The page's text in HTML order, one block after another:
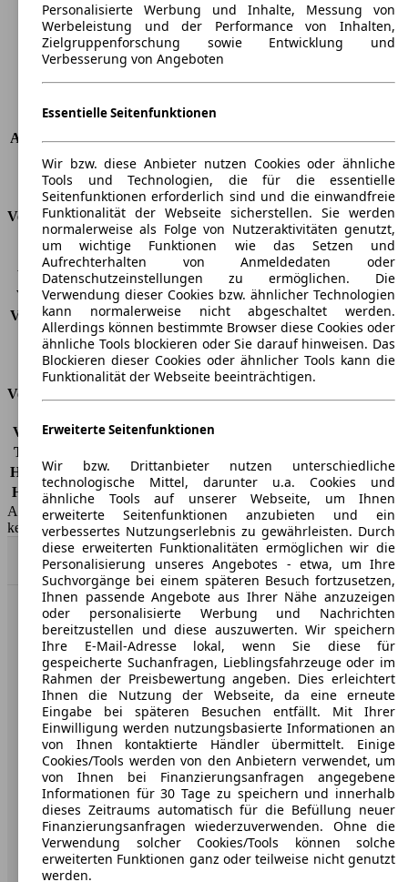
Radstand
-
Maximalgewicht
-
Max. Zuladung
-
Dachlast
-
Anhängelast (ungebremst) 635 kg
Anhängelast (gebremst)
1200 kg
Kofferraumvolumen
800 - 3000 l
Verbrauch
CO2 Emissionen*
165 g/km (komb.)
Verbrauch (Stadt)
9,7 l/100km
Verbrauch (Land)
5,8 l/100km
Verbrauch (komb.)* 7,2 l/100km
Schadstoffklasse
EU5
Tankinhalt
50 l
Versicherungsklassen
Vollkasko -
Teilkasko
Haftpflicht
-
HSN/TSN 8212/ADL
AutoScout24 GmbH übernimmt für die Richtigkeit der Angaben
keine Gewähr.
Nach Oben
AutoScout24: Europaweit der größte Online-Automarkt.
Unternehmen
Über AutoScout24
Presse
Karriere
Werbung
AGB
Datenschutz
Personalisierte Werbung und Inhalte, Messung von
Werbeleistung und der Performance von Inhalten,
Zielgruppenforschung sowie Entwicklung und
Verbesserung von Angeboten
Essentielle Seitenfunktionen
Wir bzw. diese Anbieter nutzen Cookies oder ähnliche
Tools und Technologien, die für die essentielle
Seitenfunktionen erforderlich sind und die einwandfreie
Funktionalität der Webseite sicherstellen. Sie werden
normalerweise als Folge von Nutzeraktivitäten genutzt,
um wichtige Funktionen wie das Setzen und
Aufrechterhalten von Anmeldedaten oder
Datenschutzeinstellungen zu ermöglichen. Die
Verwendung dieser Cookies bzw. ähnlicher Technologien
kann normalerweise nicht abgeschaltet werden.
Allerdings können bestimmte Browser diese Cookies oder
ähnliche Tools blockieren oder Sie darauf hinweisen. Das
Blockieren dieser Cookies oder ähnlicher Tools kann die
Funktionalität der Webseite beeinträchtigen.
Erweiterte Seitenfunktionen
Wir bzw. Drittanbieter nutzen unterschiedliche
technologische Mittel, darunter u.a. Cookies und
ähnliche Tools auf unserer Webseite, um Ihnen
erweiterte Seitenfunktionen anzubieten und ein
verbessertes Nutzungserlebnis zu gewährleisten. Durch
diese erweiterten Funktionalitäten ermöglichen wir die
Personalisierung unseres Angebotes - etwa, um Ihre
Suchvorgänge bei einem späteren Besuch fortzusetzen,
Ihnen passende Angebote aus Ihrer Nähe anzuzeigen
oder personalisierte Werbung und Nachrichten
bereitzustellen und diese auszuwerten. Wir speichern
Ihre E-Mail-Adresse lokal, wenn Sie diese für
gespeicherte Suchanfragen, Lieblingsfahrzeuge oder im
Rahmen der Preisbewertung angeben. Dies erleichtert
Ihnen die Nutzung der Webseite, da eine erneute
Eingabe bei späteren Besuchen entfällt. Mit Ihrer
Einwilligung werden nutzungsbasierte Informationen an
von Ihnen kontaktierte Händler übermittelt. Einige
Cookies/Tools werden von den Anbietern verwendet, um
von Ihnen bei Finanzierungsanfragen angegebene
Informationen für 30 Tage zu speichern und innerhalb
dieses Zeitraums automatisch für die Befüllung neuer
Finanzierungsanfragen wiederzuverwenden. Ohne die
Verwendung solcher Cookies/Tools können solche
erweiterten Funktionen ganz oder teilweise nicht genutzt
werden.